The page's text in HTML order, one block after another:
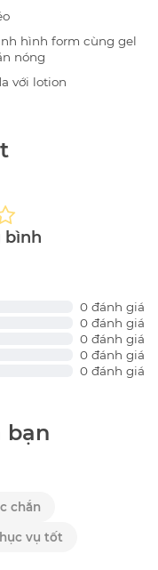
hình form cùng gel
nóng
với lotion
bình
0 đánh giá
0 đánh giá
0 đánh giá
0 đánh giá
0 đánh giá
bạn
chắn
vụ tốt